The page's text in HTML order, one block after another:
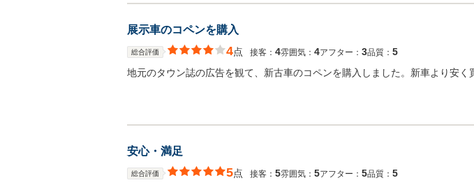
展示車のコペンを購入
総合評価 4点 接客： 4雰囲気： 4アフター： 3品質： 5
地元のタウン誌の広告を観て、新古車のコペンを購入しました。新車より安く
安心・満足
総合評価 5点 接客： 5雰囲気： 5アフター： 5品質： 5